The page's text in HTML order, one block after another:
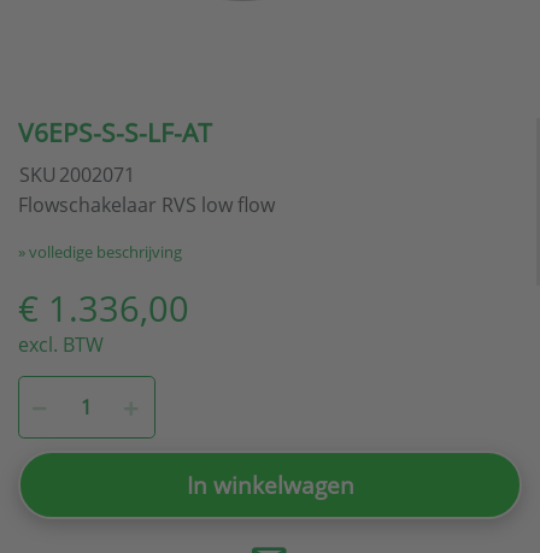
V6EPS-S-S-LF-AT
SKU 2002071
Flowschakelaar RVS low flow
» volledige beschrijving
€ 1.336,00
excl. BTW
In winkelwagen